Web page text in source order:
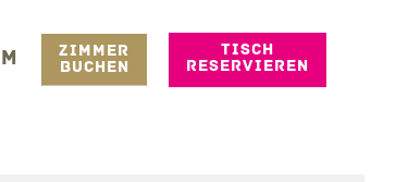
ZIMMER
BUCHEN
TISCH
RESERVIEREN